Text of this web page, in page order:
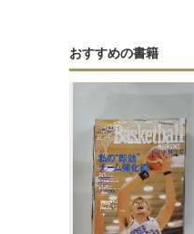
おすすめの書籍